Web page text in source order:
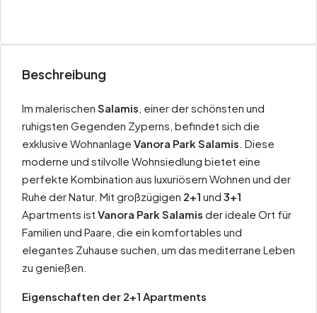
Beschreibung
Im malerischen Salamis , einer der schönsten und
ruhigsten Gegenden Zyperns, befindet sich die
exklusive Wohnanlage Vanora Park Salamis . Diese
moderne und stilvolle Wohnsiedlung bietet eine
perfekte Kombination aus luxuriösem Wohnen und der
Ruhe der Natur. Mit großzügigen 2+1 und 3+1
Apartments ist Vanora Park Salamis der ideale Ort für
Familien und Paare, die ein komfortables und
elegantes Zuhause suchen, um das mediterrane Leben
zu genießen.
Eigenschaften der 2+1 Apartments